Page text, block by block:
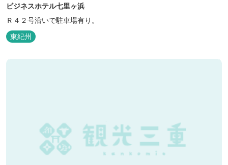
ビジネスホテル七里ヶ浜
Ｒ４２号沿いで駐車場有り。
東紀州